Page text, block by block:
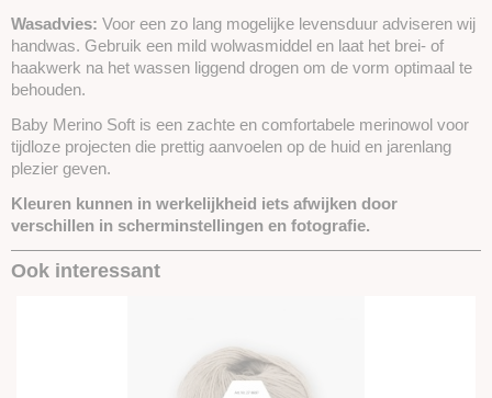
Wasadvies: Voor een zo lang mogelijke levensduur adviseren wij
handwas. Gebruik een mild wolwasmiddel en laat het brei- of
haakwerk na het wassen liggend drogen om de vorm optimaal te
behouden.
Baby Merino Soft is een zachte en comfortabele merinowol voor
tijdloze projecten die prettig aanvoelen op de huid en jarenlang
plezier geven.
Kleuren kunnen in werkelijkheid iets afwijken door
verschillen in scherminstellingen en fotografie.
Ook interessant